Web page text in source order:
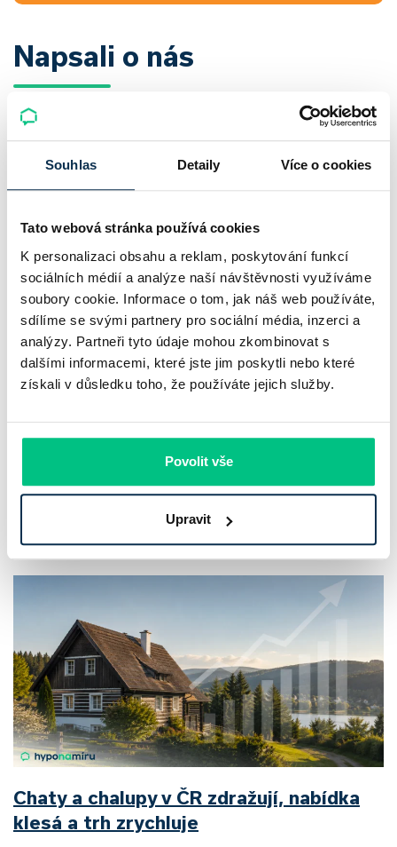
Souhlas Detaily Více o cookies
Tato webová stránka používá cookies
K personalizaci obsahu a reklam, poskytování funkcí
sociálních médií a analýze naší návštěvnosti využíváme
soubory cookie. Informace o tom, jak náš web používáte,
sdílíme se svými partnery pro sociální média, inzerci a
analýzy. Partneři tyto údaje mohou zkombinovat s
dalšími informacemi, které jste jim poskytli nebo které
získali v důsledku toho, že používáte jejich služby.
Povolit vše
Upravit
Napsali o nás
★ ★
Více článků
Nepřehlédněte
Chaty a chalupy v ČR zdražují, nabídka
klesá a trh zrychluje